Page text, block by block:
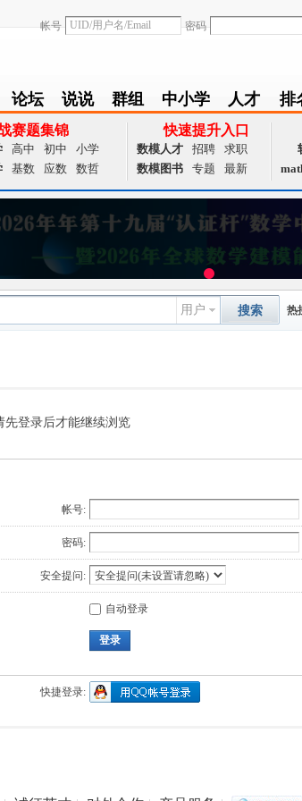
帐号
密码
论坛
BBS
说说
Follow
群组
group
中小学
zxx
人才
achieve
排
赛题集锦
高中 初中
小学
基数 应数 数哲
快速提升入口
数模人才 招聘
求职
数模图书
专题 最新
用户 搜索 热
先登录后才能继续浏览
帐号:
密码:
安全提问:
自动登录
登录
快捷登录: